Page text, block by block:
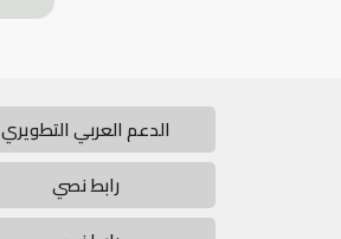
الدعم العربي التطويري
رابط نصي